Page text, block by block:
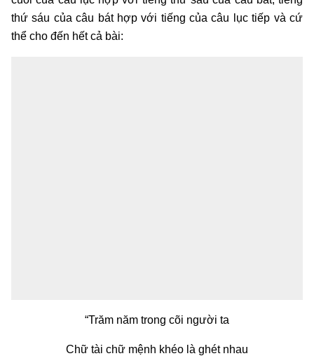
thứ sáu của câu bát hợp với tiếng của câu lục tiếp và cứ
thể cho đến hết cả bài:
“Trăm năm trong cõi người ta
Chữ tài chữ mệnh khéo là ghét nhau